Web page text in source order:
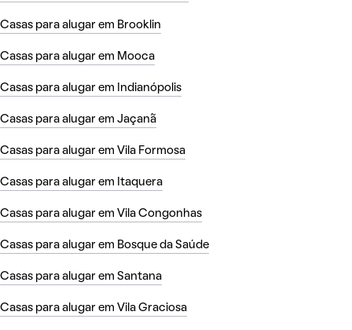
Casas para alugar em Brooklin
Casas para alugar em Mooca
Casas para alugar em Indianópolis
Casas para alugar em Jaçanã
Casas para alugar em Vila Formosa
Casas para alugar em Itaquera
Casas para alugar em Vila Congonhas
Casas para alugar em Bosque da Saúde
Casas para alugar em Santana
Casas para alugar em Vila Graciosa